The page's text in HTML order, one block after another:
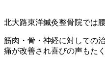
北大路東洋鍼灸整骨院では
筋肉・骨・神経に対しての
痛が改善され喜びの声もた